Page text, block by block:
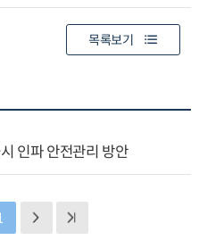
목록보기
인파 안전관리 방안